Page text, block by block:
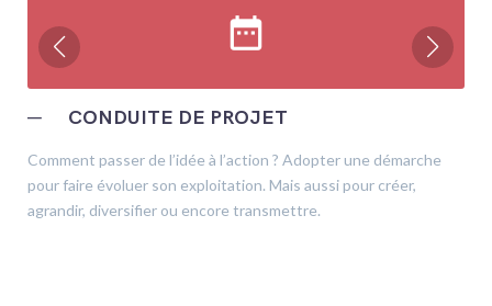
date_range
─ CONDUITE DE PROJET
Comment passer de l’idée à l’action ? Adopter une démarche
pour faire évoluer son exploitation. Mais aussi pour créer,
agrandir, diversifier ou encore transmettre.